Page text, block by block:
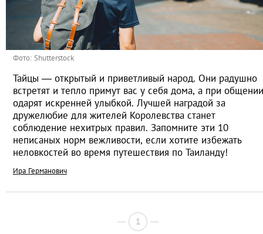
Фото: Shutterstock
Тайцы — открытый и приветливый народ. Они радушно
встретят и тепло примут вас у себя дома, а при общении
одарят искренней улыбкой. Лучшей наградой за
дружелюбие для жителей Королевства станет
соблюдение нехитрых правил. Запомните эти 10
неписаных норм вежливости, если хотите избежать
неловкостей во время путешествия по Таиланду!
Ира Германович
1